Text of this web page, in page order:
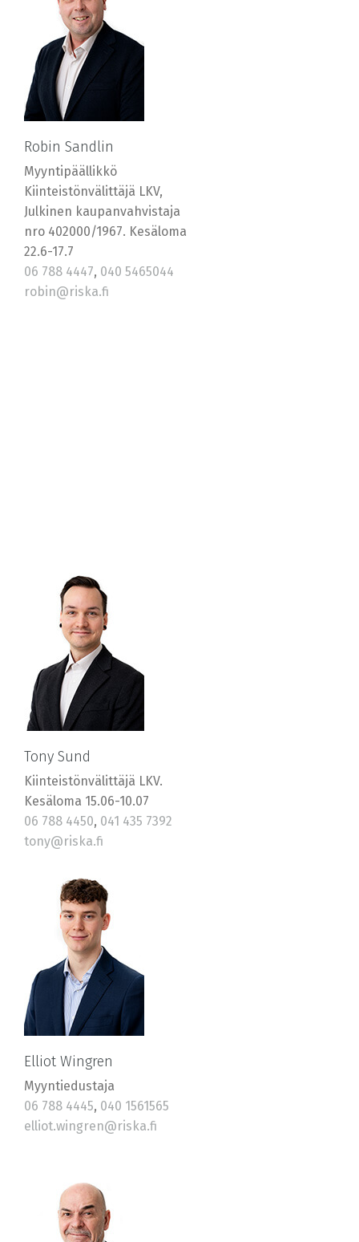
Robin Sandlin
Myyntipäällikkö
Kiinteistönvälittäjä LKV,
Julkinen kaupanvahvistaja
nro 402000/1967. Kesäloma
22.6-17.7
06 788 4447, 040 5465044
robin@riska.fi
Tony Sund
Kiinteistönvälittäjä LKV.
Kesäloma 15.06-10.07
06 788 4450, 041 435 7392
tony@riska.fi
Elliot Wingren
Myyntiedustaja
06 788 4445, 040 1561565
elliot.wingren@riska.fi